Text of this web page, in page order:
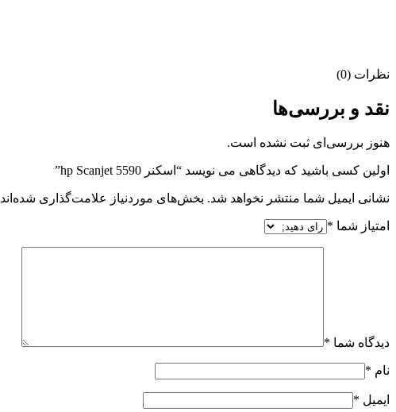
نظرات (0)
نقد و بررسی‌ها
هنوز بررسی‌ای ثبت نشده است.
اولین کسی باشید که دیدگاهی می نویسد “اسکنر hp Scanjet 5590”
نشانی ایمیل شما منتشر نخواهد شد. بخش‌های موردنیاز علامت‌گذاری شده‌اند
امتیاز شما *
دیدگاه شما *
نام *
ایمیل *